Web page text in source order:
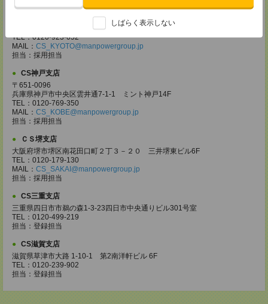
しばらく表示しない
CS京都支店
京都府京都市下京区四条通烏丸東入ル長刀鉾町 8 京都三井ビル 6F
TEL：0120-923-052
MAIL： CS_KYOTO@manpowergroup.jp
担当：採用担当
CS神戸支店
〒651-0096
兵庫県神戸市中央区雲井通7-1-1 ミント神戸14F
TEL：0120-769-350
MAIL： CS_KOBE@manpowergroup.jp
担当：採用担当
ＣＳ堺支店
大阪府堺市堺区南花田口町２丁３－２０ 三井堺東ビル6F
TEL：0120-179-130
MAIL： CS_SAKAI@manpowergroup.jp
担当：採用担当
CS三重支店
三重県四日市市鵜の森1-3-23四日市中央通りビル301号室
TEL：0120-499-219
担当：登録担当
CS滋賀支店
滋賀県草津市大路 1-10-1 第2南洋軒ビル 6F
TEL：0120-239-902
担当：登録担当